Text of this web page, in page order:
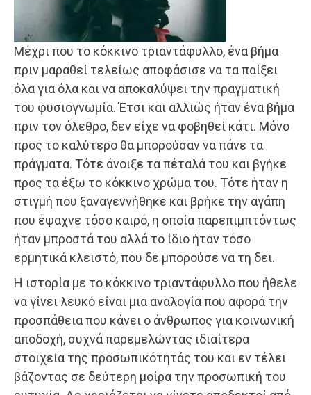
Μέχρι που το κόκκινο τριαντάφυλλο, ένα βήμα
πριν μαραθεί τελείως αποφάσισε να τα παίξει
όλα για όλα και να αποκαλύψει την πραγματική
του φυσιογνωμία. Έτσι και αλλιώς ήταν ένα βήμα
πριν τον όλεθρο, δεν είχε να φοβηθεί κάτι. Μόνο
προς το καλύτερο θα μπορούσαν να πάνε τα
πράγματα. Τότε άνοιξε τα πέταλά του και βγήκε
προς τα έξω το κόκκινο χρώμα του. Τότε ήταν η
στιγμή που ξαναγεννήθηκε και βρήκε την αγάπη
που έψαχνε τόσο καιρό, η οποία παρεπιμπτόντως
ήταν μπροστά του αλλά το ίδιο ήταν τόσο
ερμητικά κλειστό, που δε μπορούσε να τη δει.
Η ιστορία με το κόκκινο τριαντάφυλλο που ήθελε
να γίνει λευκό είναι μια αναλογία που αφορά την
προσπάθεια που κάνει ο άνθρωπος για κοινωνική
αποδοχή, συχνά παρεμελώντας ιδιαίτερα
στοιχεία της προσωπικότητάς του και εν τέλει
βάζοντας σε δεύτερη μοίρα την προσωπική του